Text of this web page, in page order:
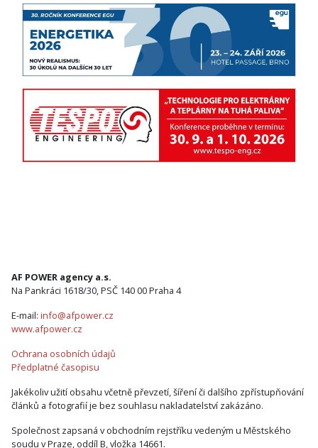
AF POWER agency a.s.
Na Pankráci 1618/30, PSČ 140 00 Praha 4
E-mail: info@afpower.cz
www.afpower.cz
Ochrana osobních údajů
Předplatné časopisu
Jakékoliv užití obsahu včetně převzetí, šíření či dalšího zpřístupňování
článků a fotografií je bez souhlasu nakladatelství zakázáno.
Společnost zapsaná v obchodním rejstříku vedeným u Městského
soudu v Praze, oddíl B, vložka 14661.